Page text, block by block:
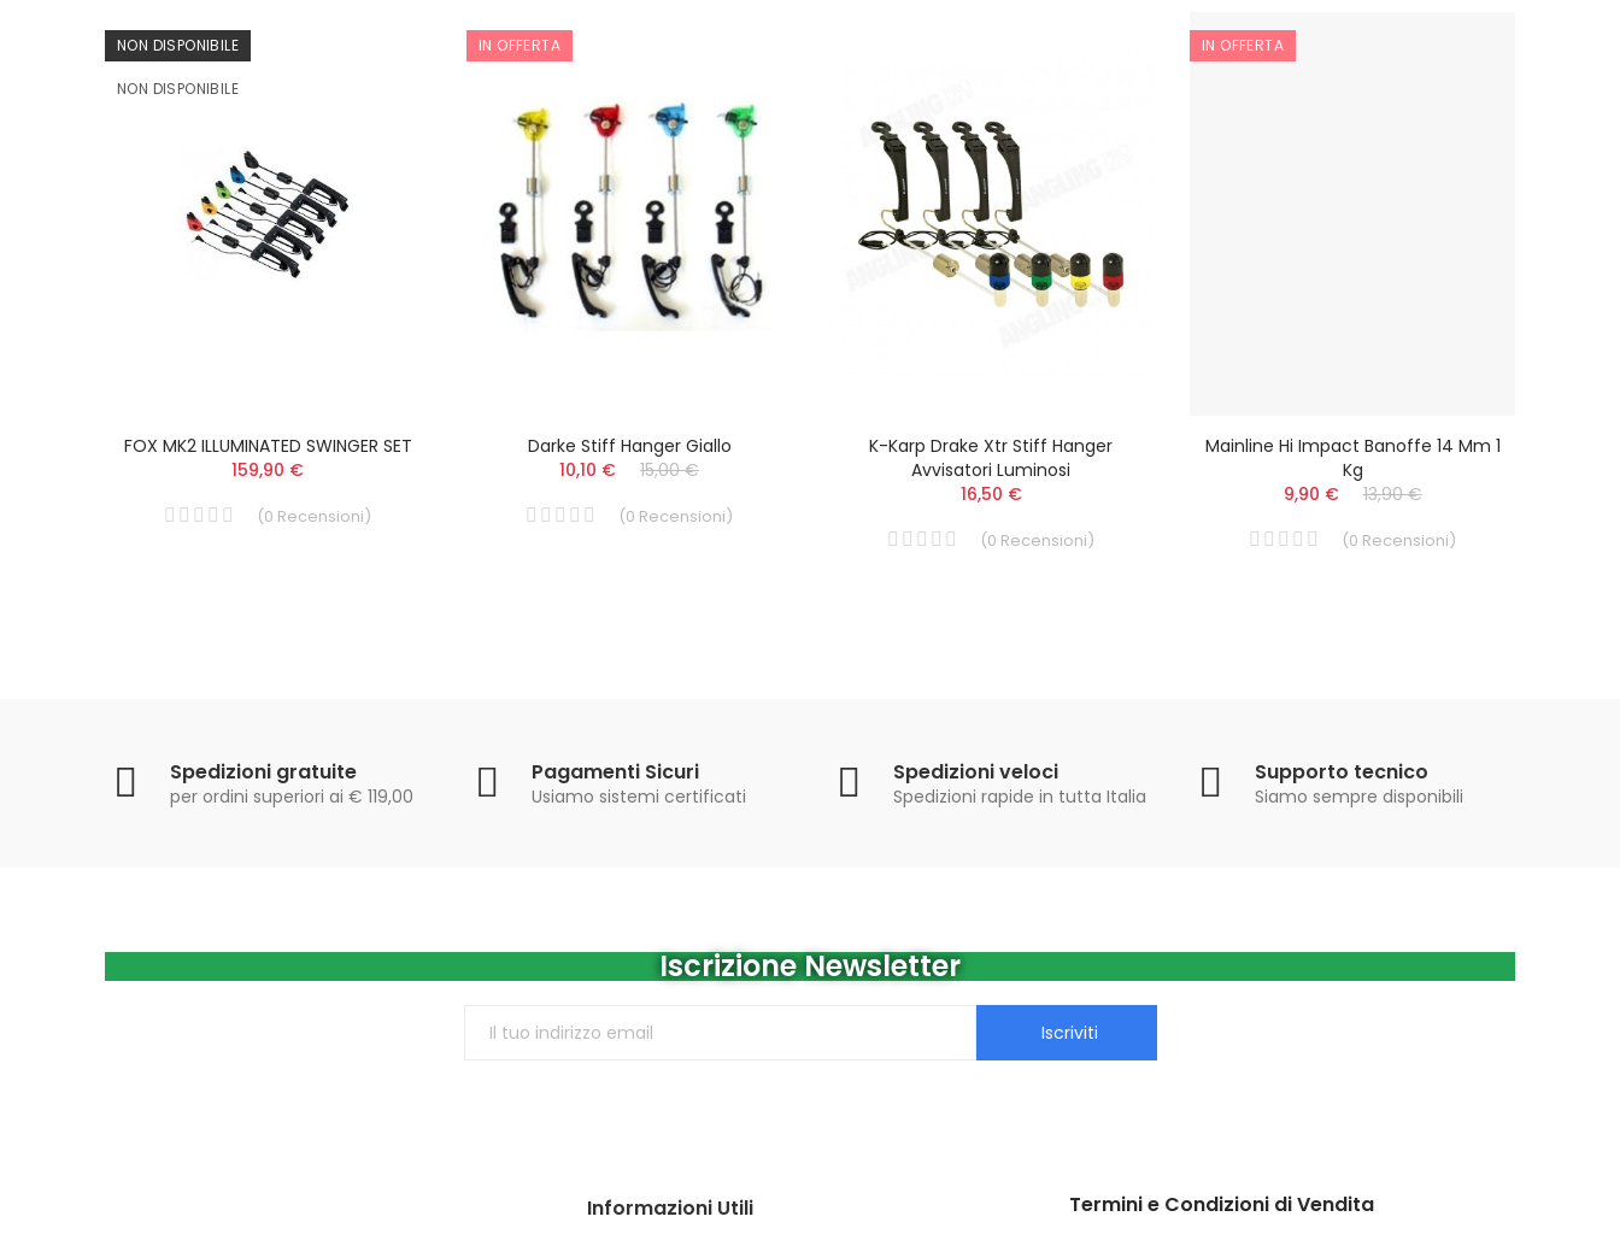
NON DISPONIBILE
NON DISPONIBILE
FOX MK2 ILLUMINATED SWINGER SET
159,90 €
(0 Recensioni)
IN OFFERTA
Darke Stiff Hanger Giallo
10,10 €
15,00 €
(0 Recensioni)
K-Karp Drake Xtr Stiff Hanger
Avvisatori Luminosi
16,50 €
(0 Recensioni)
IN OFFERTA
Mainline Hi Impact Banoffe 14 Mm 1
Kg
9,90 €
13,90 €
(0 Recensioni)
Spedizioni gratuite
per ordini superiori ai € 119,00
Pagamenti Sicuri
Usiamo sistemi certificati
Spedizioni veloci
Spedizioni rapide in tutta Italia
Supporto tecnico
Siamo sempre disponibili
Iscrizione Newsletter
Iscriviti
Informazioni Utili Termini e Condizioni di Vendita